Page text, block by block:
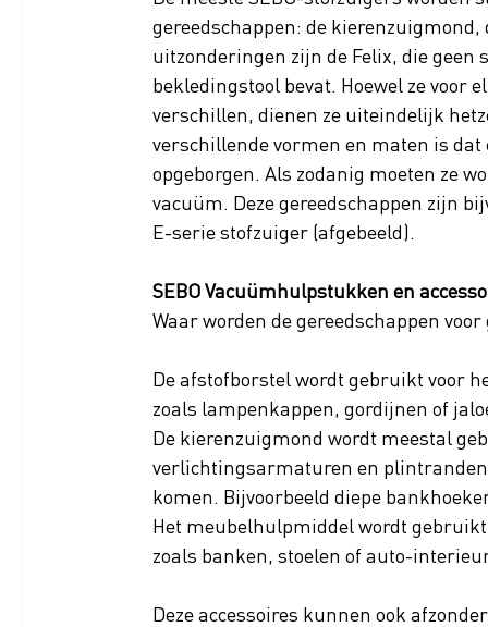
gereedschappen: de
uitzonderingen zijn de Felix, die geen
bekledingstool bevat. Hoewel ze voor
verschillen, dienen ze uiteindelijk
verschillende vormen en maten is
opgeborgen. Als zodanig moeten ze
vacuüm. Deze gereedschappen zijn
E-serie stofzuiger (afgebeeld).
SEBO Vacuümhulpstukken en
Waar worden de gereedschappen
De afstofborstel wordt gebruikt voor
zoals lampenkappen, gordijnen of
De kierenzuigmond wordt meestal
verlichtingsarmaturen en
komen. Bijvoorbeeld diepe
Het meubelhulpmiddel wordt
zoals banken, stoelen of auto-
Deze accessoires kunnen ook